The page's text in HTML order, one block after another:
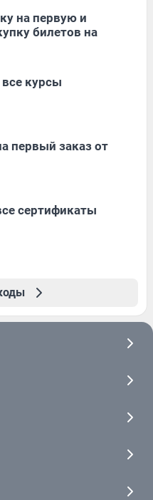
на первую и
билетов на
курсы
первый заказ от
сертификаты